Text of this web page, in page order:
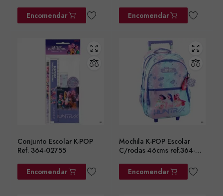
Encomendar Encomendar
Conjunto Escolar K-POP
Ref. 364-02755
Encomendar
Mochila K-POP Escolar
C/rodas 46cms ref.364-
Encomendar